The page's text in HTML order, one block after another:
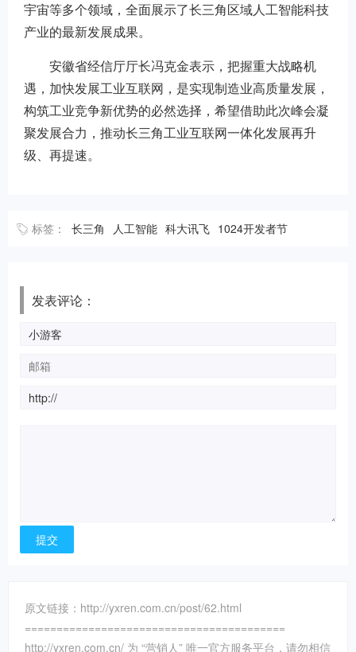
宇宙等多个领域，全面展示了长三角区域人工智能科技
产业的最新发展成果。
安徽省经信厅厅长冯克金表示，把握重大战略机
遇，加快发展工业互联网，是实现制造业高质量发展，
构筑工业竞争新优势的必然选择，希望借助此次峰会凝
聚发展合力，推动长三角工业互联网一体化发展再升
级、再提速。
标签： 长三角 人工智能 科大讯飞 1024开发者节
发表评论：
原文链接：http://yxren.com.cn/post/62.html
=========================================
http://yxren.com.cn/ 为 “营销人” 唯一官方服务平台，请勿相信